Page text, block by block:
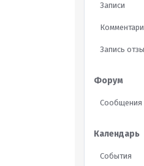
Записи
Запись
Форум
Сообщения
Календарь
События